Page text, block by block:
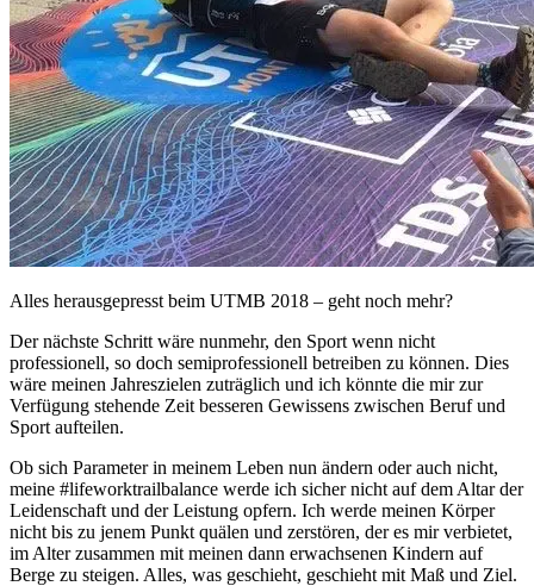
Alles herausgepresst beim UTMB 2018 – geht noch mehr?
Der nächste Schritt wäre nunmehr, den Sport wenn nicht
professionell, so doch semiprofessionell betreiben zu können. Dies
wäre meinen Jahreszielen zuträglich und ich könnte die mir zur
Verfügung stehende Zeit besseren Gewissens zwischen Beruf und
Sport aufteilen.
Ob sich Parameter in meinem Leben nun ändern oder auch nicht,
meine #lifeworktrailbalance werde ich sicher nicht auf dem Altar der
Leidenschaft und der Leistung opfern. Ich werde meinen Körper
nicht bis zu jenem Punkt quälen und zerstören, der es mir verbietet,
im Alter zusammen mit meinen dann erwachsenen Kindern auf
Berge zu steigen. Alles, was geschieht, geschieht mit Maß und Ziel.